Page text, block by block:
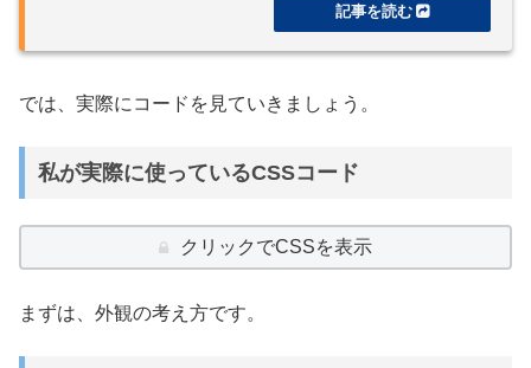
では、実際にコードを見ていきましょう。
私が実際に使っているCSSコード
クリックでCSSを表示
まずは、外観の考え方です。